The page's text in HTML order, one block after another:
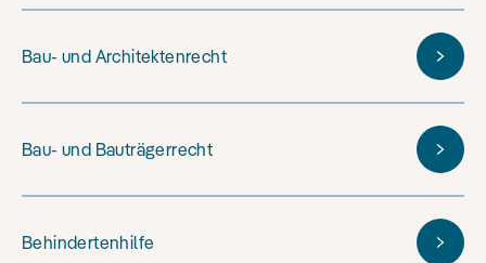
Bau- und Architektenrecht
Bau- und Bauträgerrecht
Behindertenhilfe